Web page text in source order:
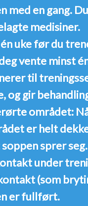
med en gang.
medisiner.
uke før du
vente minst
til
og gir
området:
er helt
sprer seg.
under
(som
er fullført.